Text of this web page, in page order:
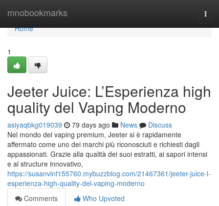
mnobookmarks
Home
Home
1
Jeeter Juice: L’Esperienza high
quality del Vaping Moderno
asiyaqbkg019039 79 days ago News
Discuss
Nel mondo del vaping premium, Jeeter si è rapidamente
affermato come uno dei marchi più riconosciuti e richiesti dagli
appassionati. Grazie alla qualità dei suoi estratti, ai sapori intensi
e al structure innovativo,
https://susanvlnf155760.mybuzzblog.com/21467361/jeeter-juice-l-
esperienza-high-quality-del-vaping-moderno
Comments
Who Upvoted